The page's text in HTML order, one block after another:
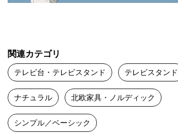
配
送
料
に
つ
い
て
関連カテゴリ
テレビ台・テレビスタンド テレビスタンド
ナチュラル 北欧家具・ノルディック
シンプル／ベーシック